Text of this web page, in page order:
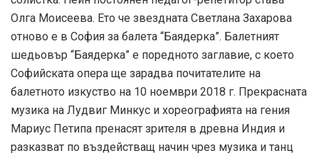
Олга Моисеева. Ето че звездната Светлана Захарова
отново е в София за балета “Баядерка”. Балетният
шедьовър “Баядерка” е поредното заглавие, с което
Софийската опера ще зарадва почитателите на
балетното изкуство на 10 ноември 2018 г. Прекрасната
музика на Лудвиг Минкус и хореографията на гения
Мариус Петипа пренасят зрителя в древна Индия и
разказват по въздействащ начин чрез музика и танц